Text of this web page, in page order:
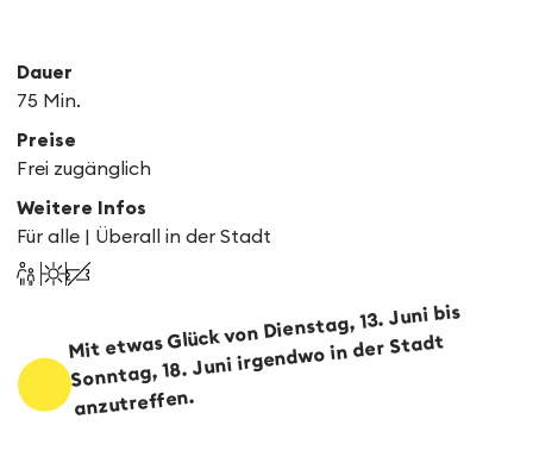
Dauer
75 Min.
Preise
Frei zugänglich
Weitere Infos
Für alle | Überall in der Stadt
Mit etwas Glück von Dienstag, 13. Juni bis
Sonntag, 18. Juni irgendwo in der Stadt
anzutreffen.